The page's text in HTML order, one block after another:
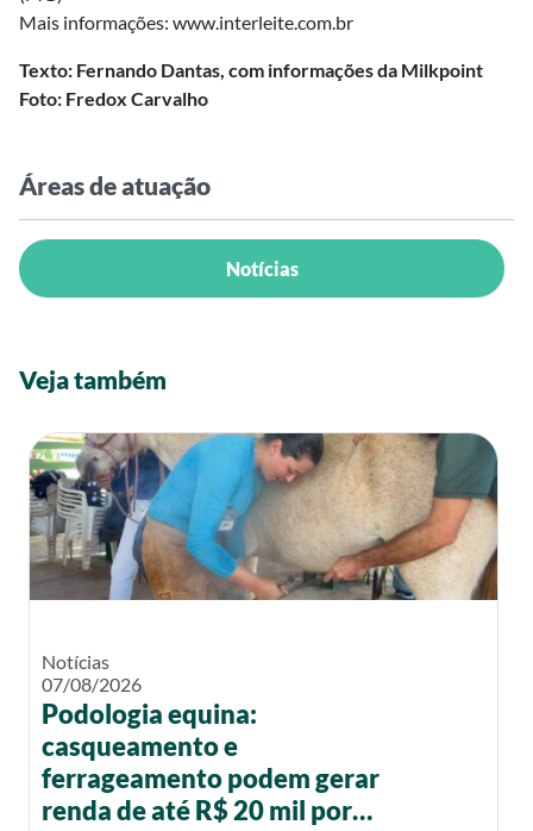
Mais informações: www.interleite.com.br
Texto: Fernando Dantas, com informações da Milkpoint
Foto: Fredox Carvalho
Áreas de atuação
Notícias
Veja também
Notícias
07/08/2026
Podologia equina:
casqueamento e
ferrageamento podem gerar
renda de até R$ 20 mil por